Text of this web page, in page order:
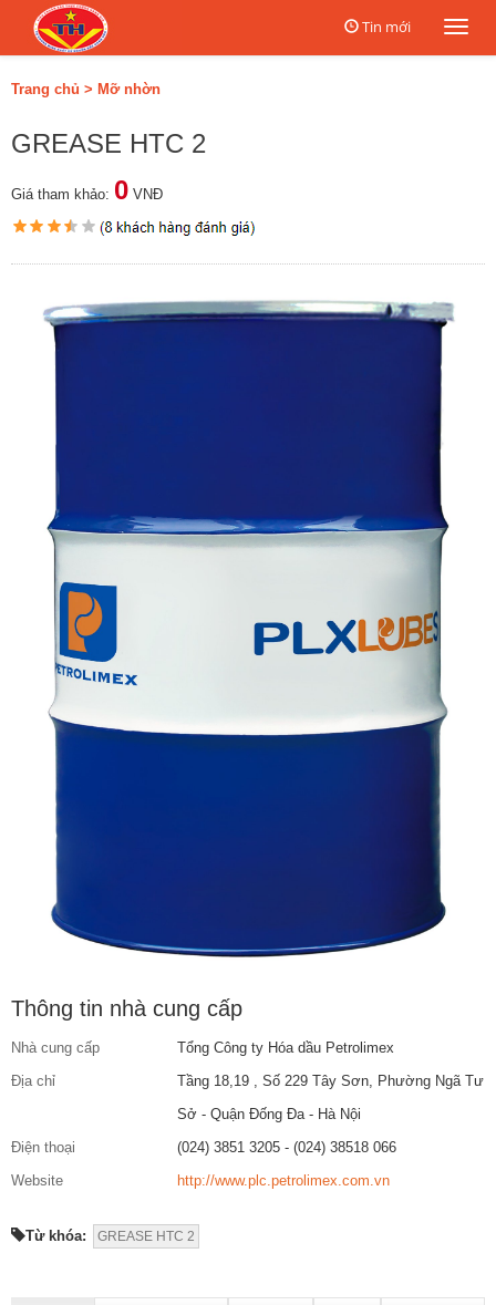
Tin mới
Trang chủ > Mỡ nhờn
GREASE HTC 2
Giá tham khảo: 0 VNĐ
Thông tin nhà cung cấp
Nhà cung cấp
Tổng Công ty Hóa dầu Petrolimex
Địa chỉ
Tầng 18,19 , Số 229 Tây Sơn, Phường Ngã Tư
Sở - Quận Đống Đa - Hà Nội
Điện thoại
(024) 3851 3205 - (024) 38518 066
Website
http://www.plc.petrolimex.com.vn
Từ khóa: GREASE HTC 2